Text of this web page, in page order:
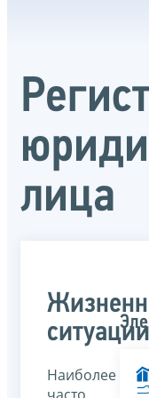
лица
ситуации
Наиболее